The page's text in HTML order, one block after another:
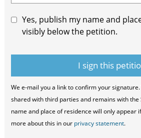
Yes, publish my name and
visibly below the petition.
We e-mail you a link to confirm your
shared with third parties and remains with the
name and place of residence will only appear
more about this in our privacy statement.